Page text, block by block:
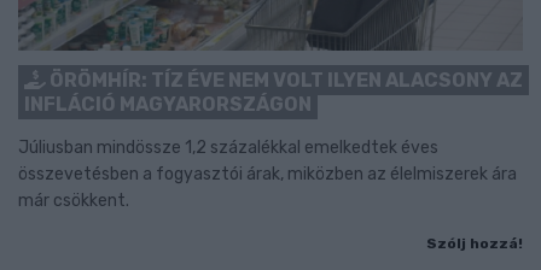
ÖRÖMHÍR: TÍZ ÉVE NEM VOLT ILYEN ALACSONY AZ
INFLÁCIÓ MAGYARORSZÁGON
Júliusban mindössze 1,2 százalékkal emelkedtek éves
összevetésben a fogyasztói árak, miközben az élelmiszerek ára
már csökkent.
Szólj hozzá!